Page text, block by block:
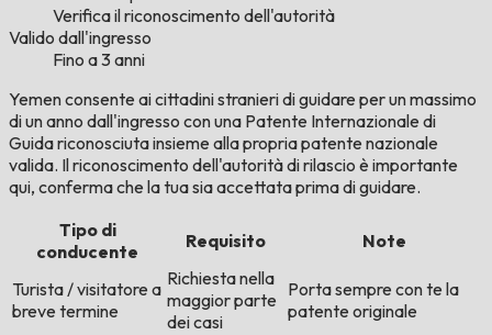
Verifica il riconoscimento dell'autorità
Valido dall'ingresso
Fino a 3 anni
Yemen consente ai cittadini stranieri di guidare per un massimo
di un anno dall'ingresso con una Patente Internazionale di
Guida riconosciuta insieme alla propria patente nazionale
valida. Il riconoscimento dell'autorità di rilascio è importante
qui, conferma che la tua sia accettata prima di guidare.
Tipo di
conducente
Requisito Note
Turista / visitatore a
breve termine
Richiesta nella
maggior parte
dei casi
Porta sempre con te la
patente originale